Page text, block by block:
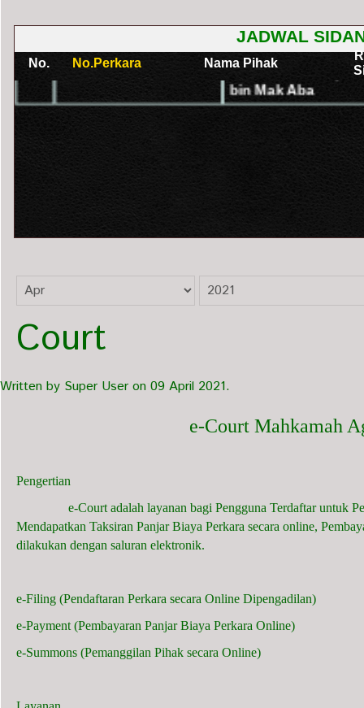
Court
Written by Super User on 09 April 2021.
e-Court Mahkamah
Pengertian
e-Court adalah layanan bagi Pengguna Terdaftar untuk
Mendapatkan Taksiran Panjar Biaya Perkara secara online,
dilakukan dengan saluran elektronik.
e-Filing (Pendaftaran Perkara secara Online Dipengadilan)
e-Payment (Pembayaran Panjar Biaya Perkara Online)
e-Summons (Pemanggilan Pihak secara Online)